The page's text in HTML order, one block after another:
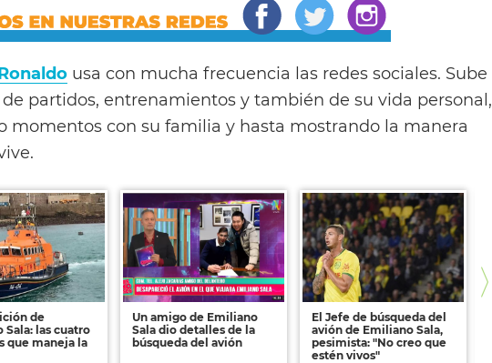
usa con mucha frecuencia las redes sociales. Sube
partidos, entrenamientos y también de su vida personal,
momentos con su familia y hasta mostrando la manera
de
Sala: las cuatro
que maneja la
Un amigo de Emiliano
Sala dio detalles de la
búsqueda del avión
El Jefe de búsqueda del
avión de Emiliano Sala,
pesimista: "No creo que
estén vivos"